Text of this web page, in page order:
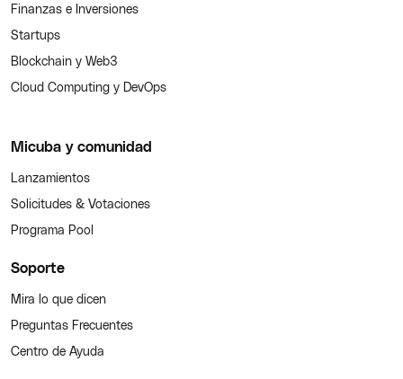
Finanzas e Inversiones
Startups
Blockchain y Web3
Cloud Computing y DevOps
Micuba y comunidad
Lanzamientos
Solicitudes & Votaciones
Programa Pool
Soporte
Mira lo que dicen
Preguntas Frecuentes
Centro de Ayuda